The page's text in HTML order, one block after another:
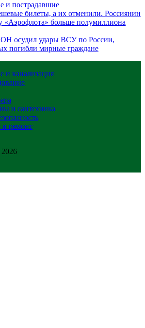
и пострадавшие
билеты, а их отменили. Россиянин
«Аэрофлота» больше полумиллиона
осудил удары ВСУ по России,
погибли мирные граждане
и канализация
и сантехника
и ремонт